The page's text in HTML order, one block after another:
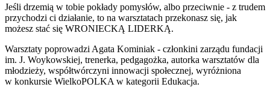
Jeśli drzemią w tobie pokłady pomysłów, albo przeciwnie - z trudem
przychodzi ci działanie, to na warsztatach przekonasz się, jak
możesz stać się WRONIECKĄ LIDERKĄ.
Warsztaty poprowadzi Agata Kominiak - członkini zarządu fundacji
im. J. Woykowskiej, trenerka, pedgagożka, autorka warsztatów dla
młodzieży, współtwórczyni innowacji społecznej, wyróżniona
w konkursie WielkoPOLKA w kategorii Edukacja.